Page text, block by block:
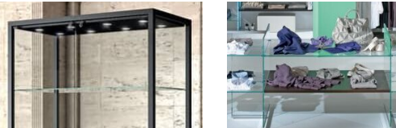
Kosárba teszem